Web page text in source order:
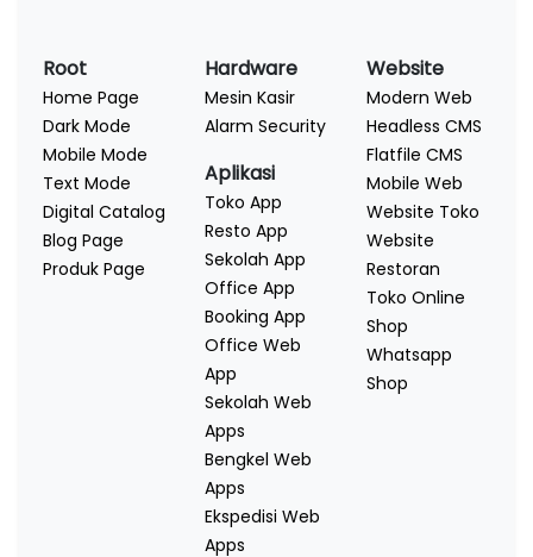
Root
Home Page
Dark Mode
Mobile Mode
Text Mode
Digital Catalog
Blog Page
Produk Page
Hardware
Mesin Kasir
Alarm Security
Aplikasi
Toko App
Resto App
Sekolah App
Office App
Booking App
Office Web
App
Sekolah Web
Apps
Bengkel Web
Apps
Ekspedisi Web
Apps
Website
Modern Web
Headless CMS
Flatfile CMS
Mobile Web
Website Toko
Website
Restoran
Toko Online
Shop
Whatsapp
Shop